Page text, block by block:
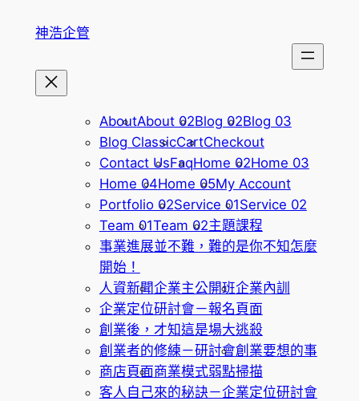
神浩企管
AboutAbout 02Blog 02Blog 03
Blog ClassicCartCheckout
Contact UsFaqHome 02Home 03
Home 04Home 05My Account
Portfolio 02Service 01Service 02
Team 01Team 02主題課程
事業進展並不難，難的是你不知怎麼
開始！
人資新聞企業主公開班企業內訓
企業定位研討會－報名頁面
創業後，才知這是場大逃殺
創業者的修練－研討會創業要想的事
商店頁面商業模式弱點掃描
客人自己來的秘訣－企業定位研討會